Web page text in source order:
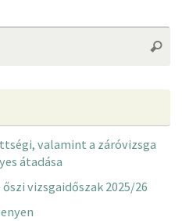
valamint a záróvizsga
átadása
vizsgaidőszak 2025/26